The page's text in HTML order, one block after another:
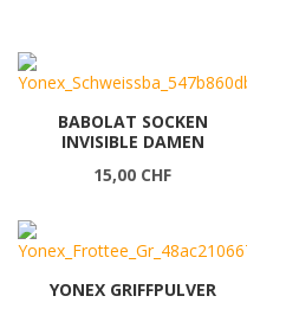
BABOLAT SOCKEN
INVISIBLE DAMEN
15,00 CHF
YONEX GRIFFPULVER